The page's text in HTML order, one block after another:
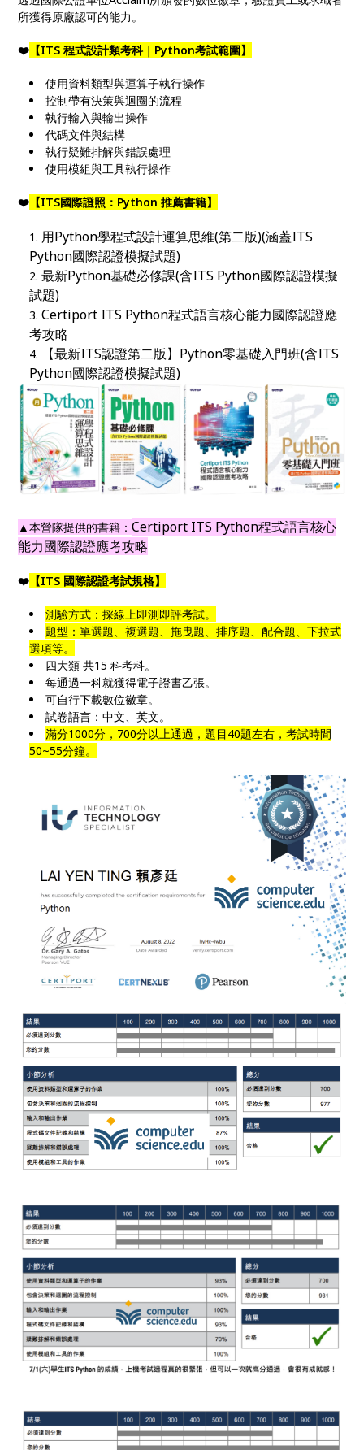
所獲得原廠認可的能力。
❤️ 【ITS 程式設計類考科｜Python考試範圍】
使用資料類型與運算子執行操作
控制帶有決策與迴圈的流程
執行輸入與輸出操作
代碼文件與結構
執行疑難排解與錯誤處理
使用模組與工具執行操作
❤️ 【ITS國際證照：Python 推薦書籍】
用Python學程式設計運算思維(第二版)(涵蓋ITS
Python國際認證模擬試題)
最新Python基礎必修課(含ITS Python國際認證模擬
試題)
Certiport ITS Python程式語言核心能力國際認證應
考攻略
【最新ITS認證第二版】Python零基礎入門班(含ITS
Python國際認證模擬試題)
▲本營隊提供的書籍：Certiport ITS Python程式語言核心
能力國際認證應考攻略
❤️ 【ITS 國際認證考試規格】
測驗方式：採線上即測即評考試。
題型：單選題、複選題、拖曳題、排序題、配合題、下拉式
選項等。
四大類 共15 科考科。
每通過一科就獲得電子證書乙張。
可自行下載數位徽章。
試卷語言：中文、英文。
滿分1000分，700分以上通過，題目40題左右，考試時間
50~55分鐘。